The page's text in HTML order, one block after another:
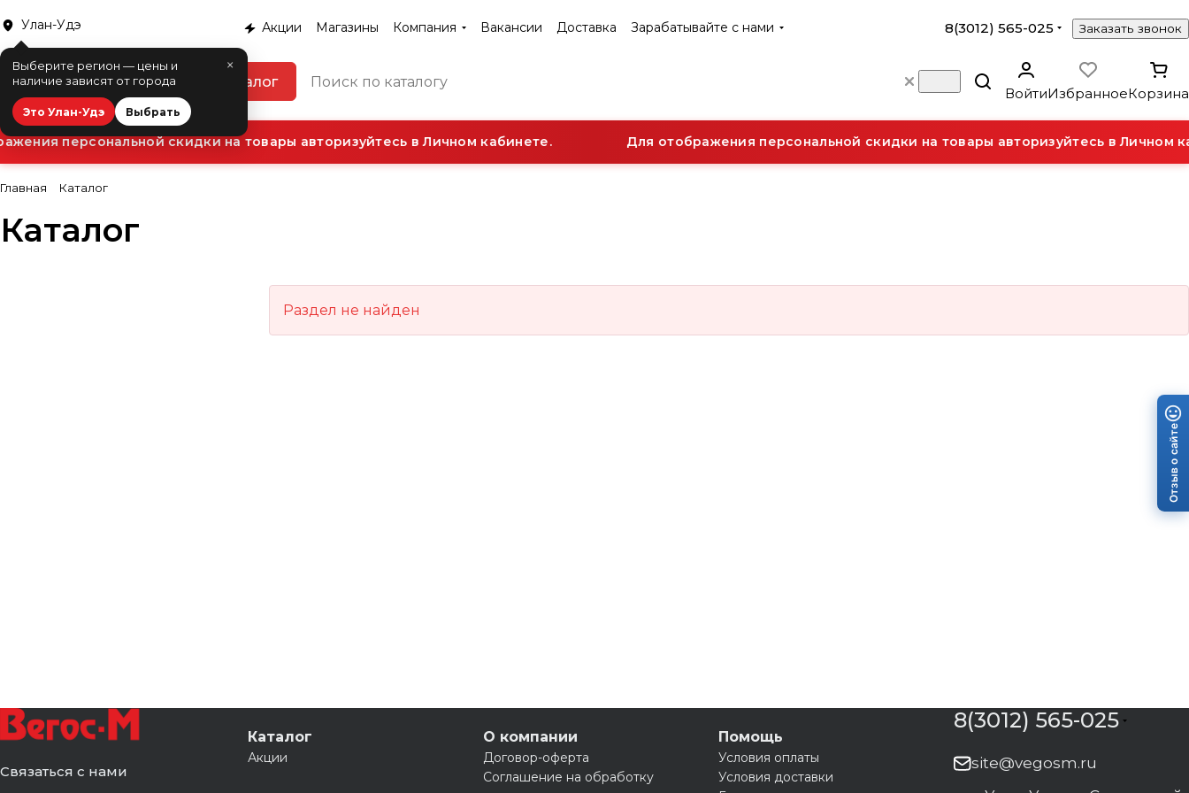
Улан-Удэ
×
Выберите регион — цены и
наличие зависят от города
Это Улан-Удэ Выбрать
Акции Магазины Компания Вакансии Доставка Зарабатывайте с нами 8(3012) 565-025 Заказать звонок
Каталог
ВойтиИзбранноеКорзина
персональной скидки на товары авторизуйтесь в Личном кабинете. Для отображения персональной скидки на товары авторизуйтесь в Личном
Главная Каталог
Каталог
Раздел не найден
Связаться с нами
Каталог
Акции
О компании
Договор-оферта
Соглашение на обработку
Помощь
Условия оплаты
Условия доставки
8(3012) 565-025
site@vegosm.ru
Отзыв о сайте